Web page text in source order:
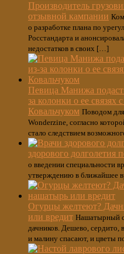
Производитель
отзывной кампании
о разработке плана по
Росстандарта и
недостатков в своих […]
Певица Манижа подаст
за колонки о ее
Ковальчуком Поводом
Wonderzine, согласно
стало следствием
здорового долголетия
о введении специальности
утверждению в ближайшее
Огурцы желтеют?
или вредит Нашатырный
дачников. Дешево, сердито,
и малину спасают, и цветы